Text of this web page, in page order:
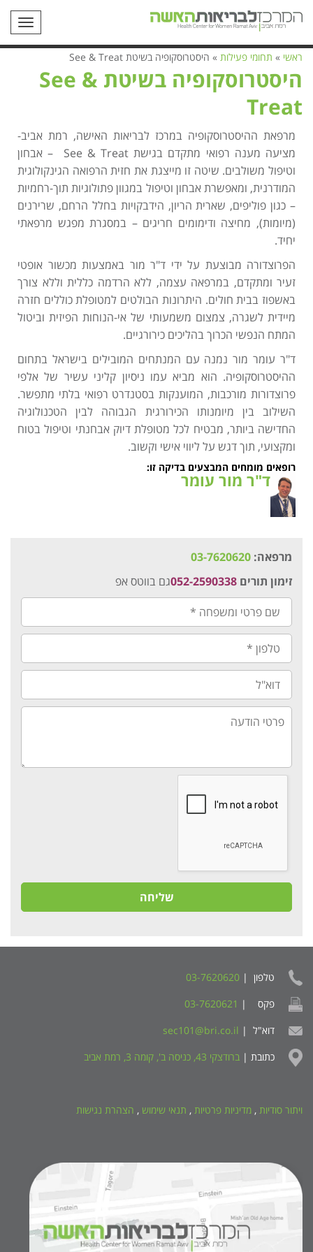
ראשי » תחומי פעילות » היסטרוסקופיה בשיטת See & Treat
היסטרוסקופיה בשיטת See &
Treat
מרפאת ההיסטרוסקופיה במרכז לבריאות האישה, רמת אביב-
מציעה מענה רפואי מתקדם בגישת See & Treat – אבחון
וטיפול משולבים. שיטה זו מייצגת את חזית הרפואה הגינקולוגית
המודרנית, ומאפשרת אבחון וטיפול במגוון פתולוגיות תוך-רחמיות
– כגון פוליפים, שארית הריון, הידבקויות בחלל הרחם, שרירנים
(מיומות), מחיצה ודימומים חריגים – במסגרת מפגש מרפאתי
יחיד.
הפרוצדורה מבוצעת על ידי ד"ר מור באמצעות מכשור אופטי
זעיר ומתקדם, במרפאה עצמה, ללא הרדמה כללית וללא צורך
באשפוז בבית חולים. היתרונות הבולטים למטופלת כוללים חזרה
מיידית לשגרה, צמצום משמעותי של אי-הנוחות הפיזית וביטול
המתח הנפשי הכרוך בהליכים כירורגיים.
ד"ר עומר מור נמנה עם המנתחים המובילים בישראל בתחום
ההיסטרוסקופיה. הוא מביא עמו ניסיון קליני עשיר של אלפי
פרוצדורות מורכבות, המוענקות בסטנדרט רפואי בלתי מתפשר.
השילוב בין מיומנותו הכירורגית הגבוהה לבין הטכנולוגיה
החדישה ביותר, מבטיח לכל מטופלת דיוק אבחנתי וטיפול בטוח
ומקצועי, תוך דגש על ליווי אישי וקשוב.
רופאים מומחים המבצעים בדיקה זו:
ד"ר מור עומר
מרפאה: 03-7620620
זימון תורים 052-2590338גם בווטס אפ
שם
פרטי
ומשפחה
*
טלפון
דוא"ל
פרטי
הודעה
שליחה
טלפון | 03-7620620
פקס | 03-7620621
דוא"ל | sec101@bri.co.il
כתובת | ברודצקי 43, כניסה ב', קומה 3, רמת אביב
ויתור סודיות , מדיניות פרטיות , תנאי שימוש , הצהרת נגישות